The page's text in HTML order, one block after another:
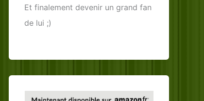
Et finalement devenir un grand fan
de lui ;)